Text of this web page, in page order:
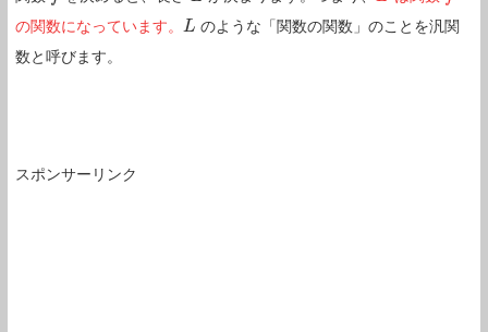
の関数になっています。 L
L のような「関数の関数」のことを汎関
数と呼びます。
スポンサーリンク